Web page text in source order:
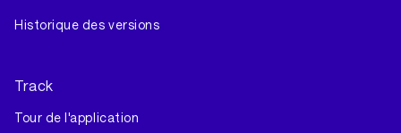
Historique des versions
Track
Tour de l'application